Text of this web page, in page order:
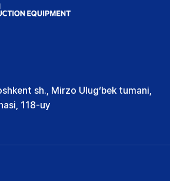
sh., Mirzo Ulug‘bek tumani,
118-uy